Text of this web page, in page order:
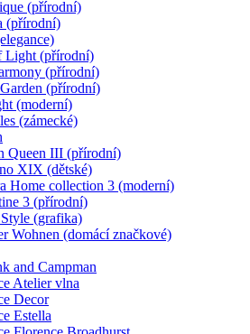
(přírodní)
(přírodní)
Light (přírodní)
(přírodní)
(přírodní)
(moderní)
(zámecké)
Queen III (přírodní)
XIX (dětské)
Home collection 3 (moderní)
3 (přírodní)
(grafika)
Wohnen (domácí značkové)
and Campman
Atelier vlna
Decor
Estella